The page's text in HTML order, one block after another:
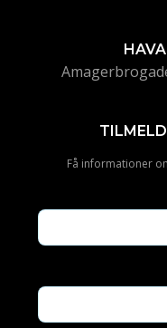
Få informationer